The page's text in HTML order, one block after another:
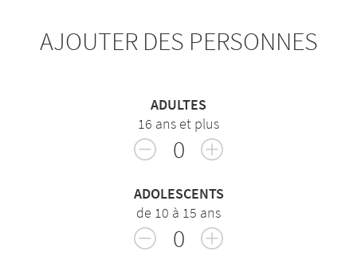
AJOUTER DES PERSONNES
ADULTES
16 ans et plus
0
ADOLESCENTS
de 10 à 15 ans
0